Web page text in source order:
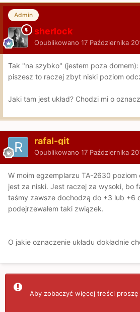
Admin
sherlock
Opublikowano 17 Października
Tak "na szybko" (jestem poza
piszesz to raczej zbyt niski poziom
Jaki tam jest układ? Chodzi mi o
rafal-git
Opublikowano 17 Października
W moim egzemplarzu TA-2630
jest za niski. Jest raczej za wysoki, bo
taśmy zawsze dochodzą do +3 lub +6
podejrzewałem taki związek.
O jakie oznaczenie układu dokładnie
Aby zobaczyć więcej treści